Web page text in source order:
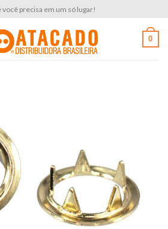
você precisa em um só lugar!
0